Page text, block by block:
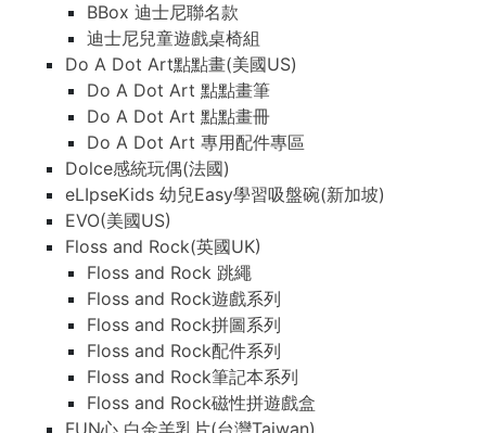
BBox 迪士尼聯名款
迪士尼兒童遊戲桌椅組
Do A Dot Art點點畫(美國US)
Do A Dot Art 點點畫筆
Do A Dot Art 點點畫冊
Do A Dot Art 專用配件專區
Dolce感統玩偶(法國)
eLIpseKids 幼兒Easy學習吸盤碗(新加坡)
EVO(美國US)
Floss and Rock(英國UK)
Floss and Rock 跳繩
Floss and Rock遊戲系列
Floss and Rock拼圖系列
Floss and Rock配件系列
Floss and Rock筆記本系列
Floss and Rock磁性拼遊戲盒
FUN心 白金羊乳片(台灣Taiwan)